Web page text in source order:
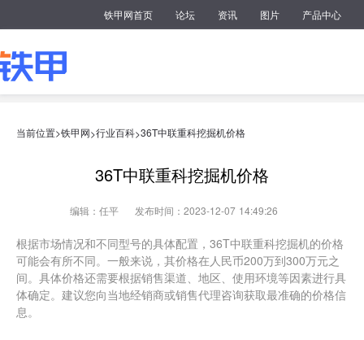
铁甲网首页 论坛 资讯 图片 产品中心
当前位置>铁甲网>行业百科>36T中联重科挖掘机价格
36T中联重科挖掘机价格
编辑：任平 发布时间：2023-12-07 14:49:26
根据市场情况和不同型号的具体配置，36T中联重科挖掘机的价格
可能会有所不同。一般来说，其价格在人民币200万到300万元之
间。具体价格还需要根据销售渠道、地区、使用环境等因素进行具
体确定。建议您向当地经销商或销售代理咨询获取最准确的价格信
息。